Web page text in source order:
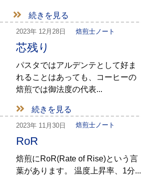
続きを見る
2023年 12月28日 焙煎士ノート
芯残り
パスタではアルデンテとして好ま
れることはあっても、コーヒーの
焙煎では御法度の代表...
続きを見る
2023年 11月30日 焙煎士ノート
RoR
焙煎にRoR(Rate of Rise)という言
葉があります。 温度上昇率、1分...